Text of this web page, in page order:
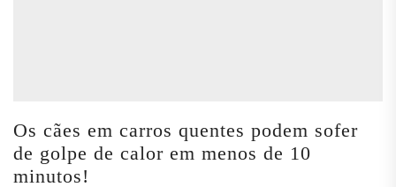
Os cães em carros quentes podem sofer
de golpe de calor em menos de 10
minutos!